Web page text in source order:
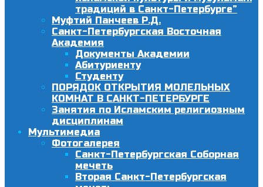
традиций в Санкт-Петербурге”
Муфтий Панчеев Р.Д.
Санкт-Петербургская Восточная
Академия
Документы Академии
Абитуриенту
Студенту
ПОРЯДОК ОТКРЫТИЯ МОЛЕЛЬНЫХ
КОМНАТ В САНКТ-ПЕТЕРБУРГЕ
Занятия по Исламским религиозным
дисциплинам
Мультимедиа
Фотогалерея
Санкт-Петербургская Соборная
мечеть
Вторая Санкт-Петербургская